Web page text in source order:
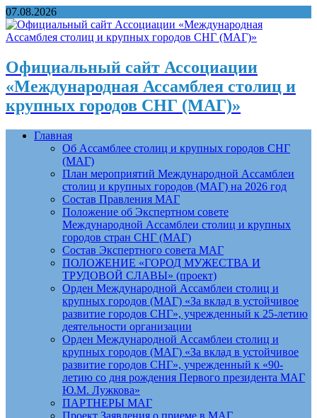
07.08.2026
Официальный сайт Ассоциации
«Международная Ассамблея столиц и
крупных городов СНГ (МАГ)»
Главная
Об Ассамблее столиц и крупных городов СНГ
(МАГ)
План мероприятий Международной Ассамблеи
столиц и крупных городов (МАГ) на 2026 год
Состав Правления МАГ
Положение об Экспертном совете
Международной Ассамблеи столиц и крупных
городов стран СНГ (МАГ)
Состав Экспертного совета МАГ
ПОЛОЖЕНИЕ «ГОРОД МУЖЕСТВА И
ТРУДОВОЙ СЛАВЫ» (проект)
Орден Международной Ассамблеи столиц и
крупных городов (МАГ) «За вклад в устойчивое
развитие городов СНГ», учрежденный к 25-летию
деятельности организации
Орден Международной Ассамблеи столиц и
крупных городов (МАГ) «За вклад в устойчивое
развитие городов СНГ», учрежденный к «90-
летию со дня рождения Первого президента МАГ
Ю.М. Лужкова»
ПАРТНЕРЫ МАГ
Проект Заявления о приеме в МАГ